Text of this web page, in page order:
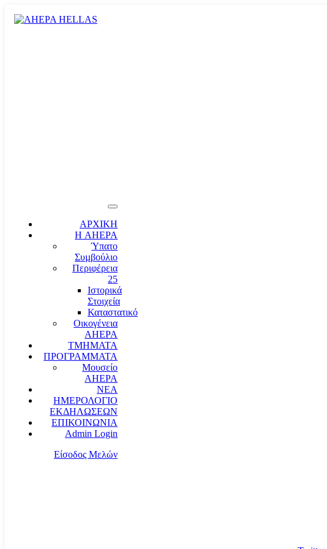
ΑΡΧΙΚΗ
Η AHEPA
Ύπατο
Συµβούλιο
Περιφέρεια
25
Ιστορικά
Στοιχεία
Καταστατικό
Οικογένεια
AHEPA
ΤΜΗΜΑΤΑ
ΠΡΟΓΡΑΜΜΑΤΑ
Μουσείο
AHEPA
ΝΕΑ
ΗΜΕΡΟΛΟΓΙΟ
ΕΚΔΗΛΩΣΕΩΝ
ΕΠΙΚΟΙΝΩΝΙΑ
Admin Login
Είσοδος Μελών